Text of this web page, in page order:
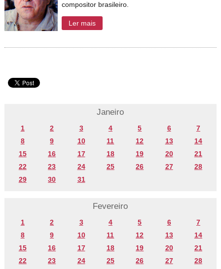
compositor brasileiro.
Ler mais
Janeiro
1 2 3 4 5 6
7
8
9 10 11 12 13
14
15
16 17 18 19 20
21
22
23 24 25 26 27
28
29
30 31
Fevereiro
1 2 3 4 5 6
7
8
9 10 11 12 13
14
15
16 17 18 19 20
21
22
23 24 25 26 27
28